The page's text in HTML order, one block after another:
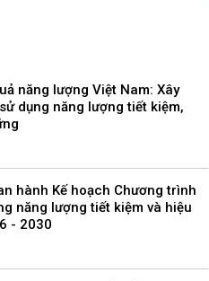
năng lượng Việt Nam: Xây
dụng năng lượng tiết kiệm,
hành Kế hoạch Chương trình
năng lượng tiết kiệm và hiệu
- 2030